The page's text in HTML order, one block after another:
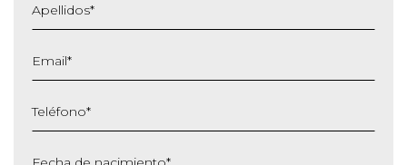
Apellidos*
Email*
Teléfono*